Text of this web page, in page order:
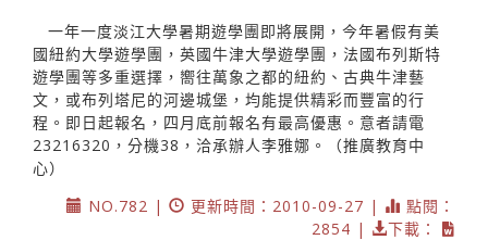
一年一度淡江大學暑期遊學團即將展開，今年暑假有美
國紐約大學遊學團，英國牛津大學遊學團，法國布列斯特
遊學團等多重選擇，嚮往萬象之都的紐約、古典牛津藝
文，或布列塔尼的河邊城堡，均能提供精彩而豐富的行
程。即日起報名，四月底前報名有最高優惠。意者請電
23216320，分機38，洽承辦人李雅娜。（推廣教育中
心）
NO.782 |
更新時間：2010-09-27 |
點閱：
2854 |
下載：